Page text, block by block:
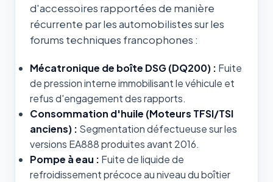
d'accessoires rapportées de manière
récurrente par les automobilistes sur les
forums techniques francophones :
Mécatronique de boîte DSG (DQ200) : Fuite
de pression interne immobilisant le véhicule et
refus d'engagement des rapports.
Consommation d'huile (Moteurs TFSI/TSI
anciens) : Segmentation défectueuse sur les
versions EA888 produites avant 2016.
Pompe à eau : Fuite de liquide de
refroidissement précoce au niveau du boîtier